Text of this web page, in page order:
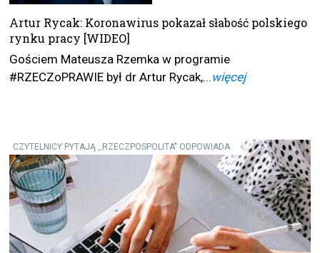
Artur Rycak: Koronawirus pokazał słabość polskiego
rynku pracy [WIDEO]
Gościem Mateusza Rzemka w programie
#RZECZoPRAWIE był dr Artur Rycak,... więcej
CZYTELNICY PYTAJĄ ,,RZECZPOSPOLITA" ODPOWIADA